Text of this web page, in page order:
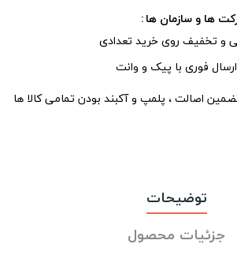
ها و سازمان ها
و تخفیف روی خرید تعدادی
ارسال فوری با پیک و وانت
اصالت ، پلمپ و آکبند بودن تمامی کالا ها
توضیحات
جزئیات محصول